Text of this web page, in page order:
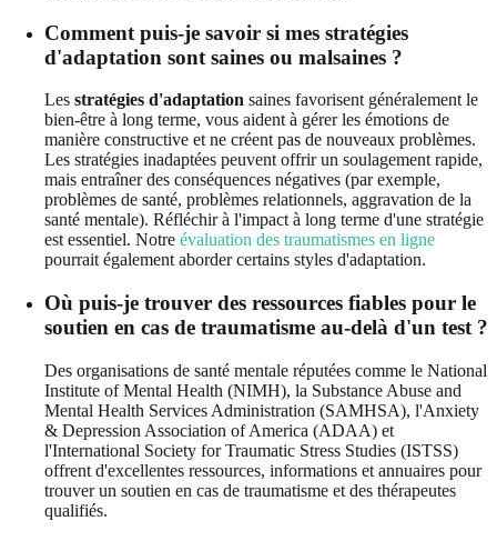
Comment puis-je savoir si mes stratégies
d'adaptation sont saines ou malsaines ?
Les stratégies d'adaptation saines favorisent généralement le
bien-être à long terme, vous aident à gérer les émotions de
manière constructive et ne créent pas de nouveaux problèmes.
Les stratégies inadaptées peuvent offrir un soulagement rapide,
mais entraîner des conséquences négatives (par exemple,
problèmes de santé, problèmes relationnels, aggravation de la
santé mentale). Réfléchir à l'impact à long terme d'une stratégie
est essentiel. Notre évaluation des traumatismes en ligne
pourrait également aborder certains styles d'adaptation.
Où puis-je trouver des ressources fiables pour le
soutien en cas de traumatisme au-delà d'un test ?
Des organisations de santé mentale réputées comme le National
Institute of Mental Health (NIMH), la Substance Abuse and
Mental Health Services Administration (SAMHSA), l'Anxiety
& Depression Association of America (ADAA) et
l'International Society for Traumatic Stress Studies (ISTSS)
offrent d'excellentes ressources, informations et annuaires pour
trouver un soutien en cas de traumatisme et des thérapeutes
qualifiés.